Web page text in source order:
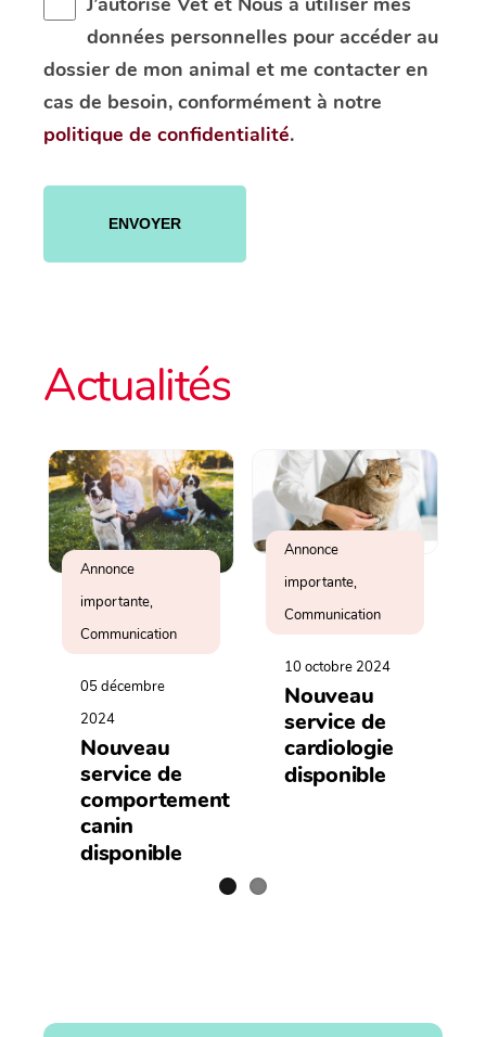
données personnelles pour accéder au
dossier de mon animal et me contacter en
cas de besoin, conformément à notre
politique de confidentialité.
ce
Actualités
Annonce
importante,
Communication
05 décembre
2024
Nouveau
service de
comportement
canin
disponible
Annonce
importante,
Communication
10 octobre 2024
Nouveau
service de
cardiologie
disponible